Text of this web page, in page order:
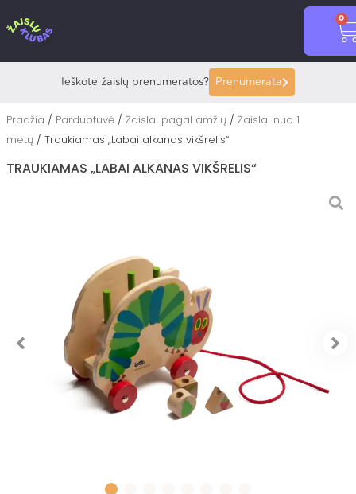
prie
0
Ieškote žaislų prenumeratos? Prenumerata
Pradžia / Parduotuvė / Žaislai pagal amžių / Žaislai nuo 1
metų / Traukiamas „Labai alkanas vikšrelis“
TRAUKIAMAS „LABAI ALKANAS VIKŠRELIS“